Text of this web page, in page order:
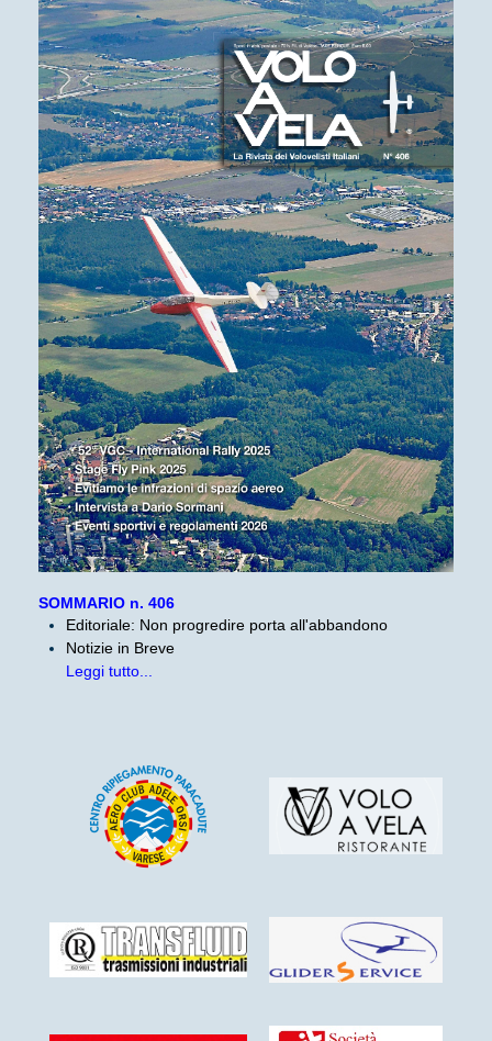
SOMMARIO n. 406
Editoriale: Non progredire porta all'abbandono
Notizie in Breve
Leggi tutto...